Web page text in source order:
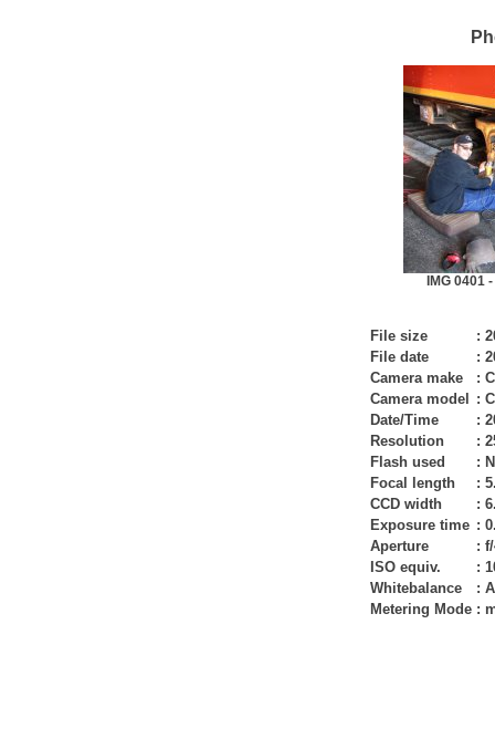
IMG
File size :
File date
:
Camera make
:
Camera model
:
Date/Time
:
Resolution
:
Flash used
:
Focal length
:
CCD width
:
Exposure time :
Aperture
:
ISO equiv.
:
Whitebalance
:
Metering Mode :